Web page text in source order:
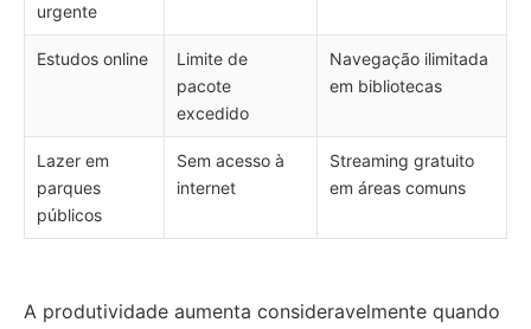
urgente
Estudos online
Limite de
pacote
excedido
Navegação ilimitada
em bibliotecas
Lazer em
parques
públicos
Sem acesso à
internet
Streaming gratuito
em áreas comuns
A produtividade aumenta consideravelmente quando